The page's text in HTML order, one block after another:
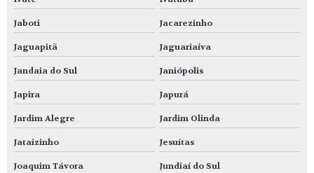
Jaboti Jacarezinho
Jaguapitã Jaguariaíva
Jandaia do Sul Janiópolis
Japira Japurá
Jardim Alegre Jardim Olinda
Jataizinho Jesuítas
Joaquim Távora Jundiaí do Sul